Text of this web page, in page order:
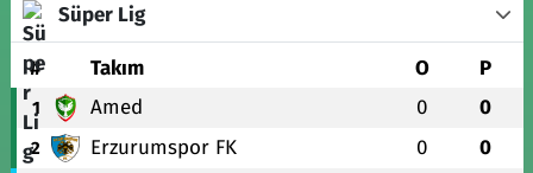
Süper Lig
# Takım O P
1 Amed 0 0
2 Erzurumspor FK 0 0